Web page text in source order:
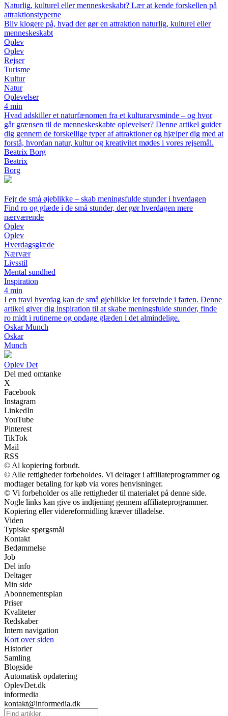
Naturlig, kulturel eller menneskeskabt? Lær at kende forskellen på
attraktionstyperne
Bliv klogere på, hvad der gør en attraktion naturlig, kulturel eller
menneskeskabt
Oplev
Oplev
Rejser
Turisme
Kultur
Natur
Oplevelser
4 min
Hvad adskiller et naturfænomen fra et kulturarvsminde – og hvor
går grænsen til de menneskeskabte oplevelser? Denne artikel guider
dig gennem de forskellige typer af attraktioner og hjælper dig med at
forstå, hvordan natur, kultur og kreativitet mødes i vores rejsemål.
Beatrix Borg
Beatrix
Borg
Fejr de små øjeblikke – skab meningsfulde stunder i hverdagen
Find ro og glæde i de små stunder, der gør hverdagen mere
nærværende
Oplev
Oplev
Hverdagsglæde
Nærvær
Livsstil
Mental sundhed
Inspiration
4 min
I en travl hverdag kan de små øjeblikke let forsvinde i farten. Denne
artikel giver dig inspiration til at skabe meningsfulde stunder, finde
ro midt i rutinerne og opdage glæden i det almindelige.
Oskar Munch
Oskar
Munch
Oplev Det
Del med omtanke
X
Facebook
Instagram
LinkedIn
YouTube
Pinterest
TikTok
Mail
RSS
© Al kopiering forbudt.
© Alle rettigheder forbeholdes. Vi deltager i affiliateprogrammer og
modtager betaling for køb via vores henvisninger.
© Vi forbeholder os alle rettigheder til materialet på denne side.
Nogle links kan give os indtjening gennem affiliateprogrammer.
Kopiering eller videreformidling kræver tilladelse.
Viden
Typiske spørgsmål
Kontakt
Bedømmelse
Job
Del info
Deltager
Min side
Abonnementsplan
Priser
Kvaliteter
Redskaber
Intern navigation
Kort over siden
Historier
Samling
Blogside
Automatisk opdatering
OplevDet.dk
informedia
kontakt@informedia.dk